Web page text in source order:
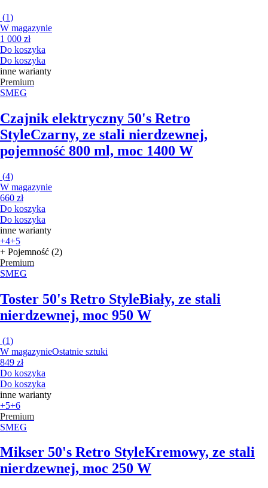
(1)
W magazynie
1 000 zł
Do koszyka
Do koszyka
inne warianty
Premium
SMEG
Czajnik elektryczny 50's Retro
StyleCzarny, ze stali nierdzewnej,
pojemność 800 ml, moc 1400 W
(4)
W magazynie
660 zł
Do koszyka
Do koszyka
inne warianty
+4+5
+ Pojemność (2)
Premium
SMEG
Toster 50's Retro StyleBiały, ze stali
nierdzewnej, moc 950 W
(1)
W magazynieOstatnie sztuki
849 zł
Do koszyka
Do koszyka
inne warianty
+5+6
Premium
SMEG
Mikser 50's Retro StyleKremowy, ze stali
nierdzewnej, moc 250 W